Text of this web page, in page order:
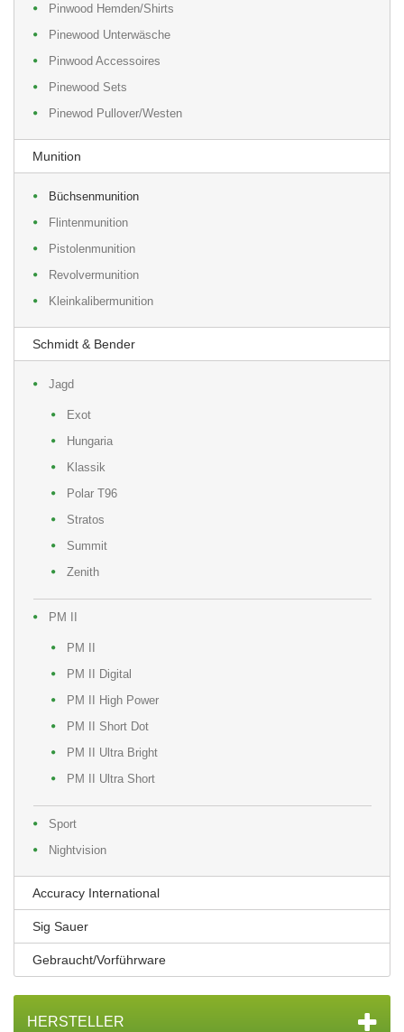
Pinwood Hemden/Shirts
Pinewood Unterwäsche
Pinwood Accessoires
Pinewood Sets
Pinewod Pullover/Westen
Munition
Büchsenmunition
Flintenmunition
Pistolenmunition
Revolvermunition
Kleinkalibermunition
Schmidt & Bender
Jagd
Exot
Hungaria
Klassik
Polar T96
Stratos
Summit
Zenith
PM II
PM II
PM II Digital
PM II High Power
PM II Short Dot
PM II Ultra Bright
PM II Ultra Short
Sport
Nightvision
Accuracy International
Sig Sauer
Gebraucht/Vorführware
HERSTELLER